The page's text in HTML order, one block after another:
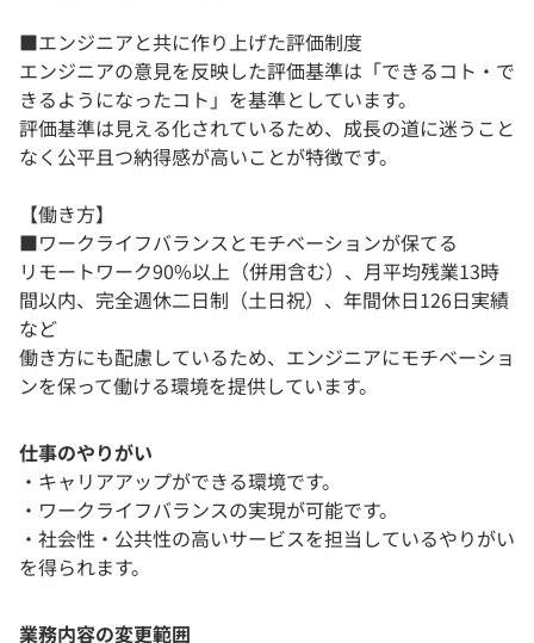
■エンジニアと共に作り上げた評価制度
エンジニアの意見を反映した評価基準は「できるコト・で
きるようになったコト」を基準としています。
評価基準は見える化されているため、成長の道に迷うこと
なく公平且つ納得感が高いことが特徴です。
【働き方】
■ワークライフバランスとモチベーションが保てる
リモートワーク90%以上（併用含む）、月平均残業13時
間以内、完全週休二日制（土日祝）、年間休日126日実績
など
働き方にも配慮しているため、エンジニアにモチベーショ
ンを保って働ける環境を提供しています。
仕事のやりがい
・キャリアアップができる環境です。
・ワークライフバランスの実現が可能です。
・社会性・公共性の高いサービスを担当しているやりがい
を得られます。
業務内容の変更範囲